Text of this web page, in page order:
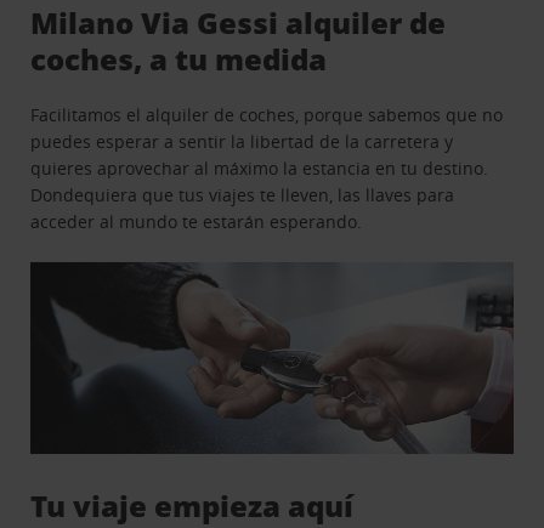
Milano Via Gessi alquiler de
coches, a tu medida
Facilitamos el alquiler de coches, porque sabemos que no
puedes esperar a sentir la libertad de la carretera y
quieres aprovechar al máximo la estancia en tu destino.
Dondequiera que tus viajes te lleven, las llaves para
acceder al mundo te estarán esperando.
Tu viaje empieza aquí